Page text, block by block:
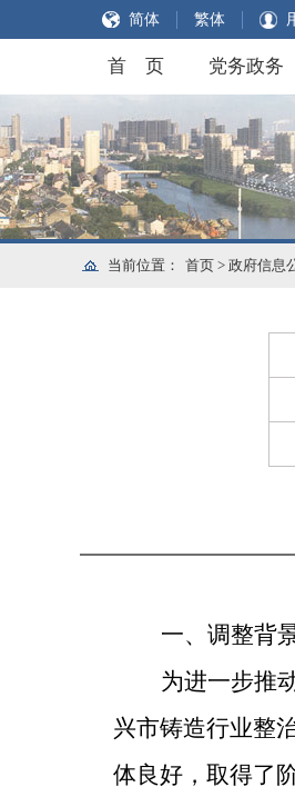
简体 繁体
首 页 党务政务
当前位置： 首页 > 政府信息
一、调整背
为进一步推
兴市铸造行业整
体良好，取得了